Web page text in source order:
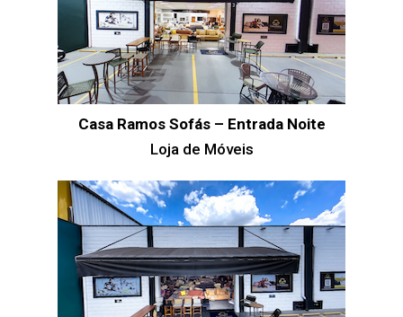
Casa Ramos Sofás – Entrada Noite
Loja de Móveis